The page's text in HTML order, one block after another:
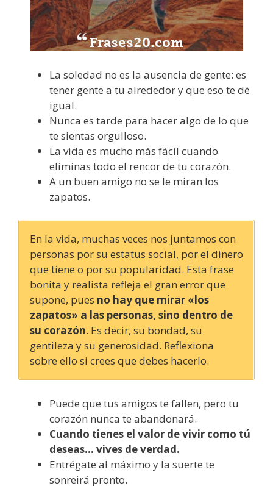
La soledad no es la ausencia de gente: es
tener gente a tu alrededor y que eso te dé
igual.
Nunca es tarde para hacer algo de lo que
te sientas orgulloso.
La vida es mucho más fácil cuando
eliminas todo el rencor de tu corazón.
A un buen amigo no se le miran los
zapatos.
En la vida, muchas veces nos juntamos con
personas por su estatus social, por el dinero
que tiene o por su popularidad. Esta frase
bonita y realista refleja el gran error que
supone, pues no hay que mirar «los
zapatos» a las personas, sino dentro de
su corazón. Es decir, su bondad, su
gentileza y su generosidad. Reflexiona
sobre ello si crees que debes hacerlo.
Puede que tus amigos te fallen, pero tu
corazón nunca te abandonará.
Cuando tienes el valor de vivir como tú
deseas… vives de verdad.
Entrégate al máximo y la suerte te
sonreirá pronto.